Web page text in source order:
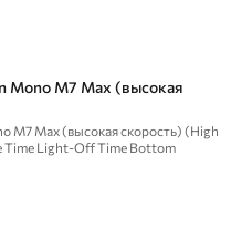
Mono M7 Max (высокая
M7 Max (высокая скорость) (High
Time Light-Off Time Bottom